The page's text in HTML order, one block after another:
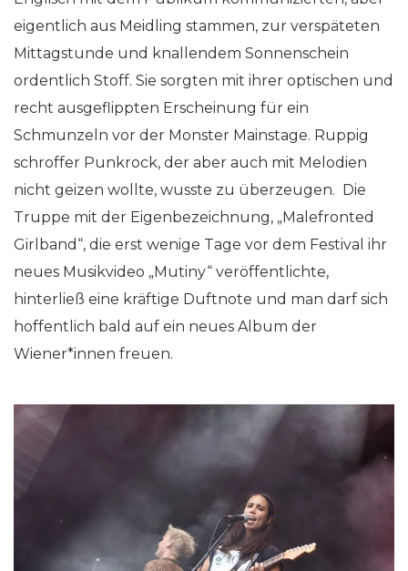
eigentlich aus Meidling stammen, zur verspäteten
Mittagstunde und knallendem Sonnenschein
ordentlich Stoff. Sie sorgten mit ihrer optischen und
recht ausgeflippten Erscheinung für ein
Schmunzeln vor der Monster Mainstage. Ruppig
schroffer Punkrock, der aber auch mit Melodien
nicht geizen wollte, wusste zu überzeugen. Die
Truppe mit der Eigenbezeichnung, „Malefronted
Girlband“, die erst wenige Tage vor dem Festival ihr
neues Musikvideo „Mutiny“ veröffentlichte,
hinterließ eine kräftige Duftnote und man darf sich
hoffentlich bald auf ein neues Album der
Wiener*innen freuen.